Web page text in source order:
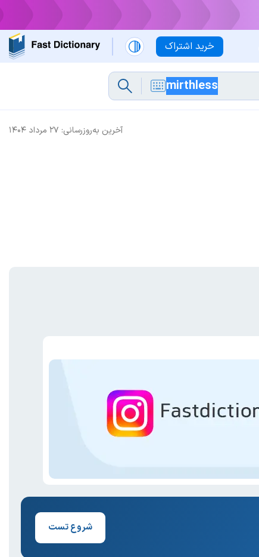
خرید اشتراک
آخرین به‌روزرسانی: ۲۷ مرداد ۱۴۰۴
شروع تست